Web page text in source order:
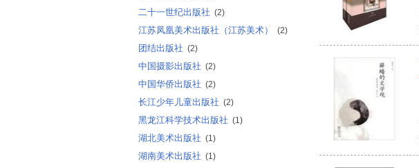
二十一世纪出版社 (2)
江苏凤凰美术出版社（江苏美术） (2)
团结出版社 (2)
中国摄影出版社 (2)
中国华侨出版社 (2)
长江少年儿童出版社 (2)
黑龙江科学技术出版社 (1)
湖北美术出版社 (1)
湖南美术出版社 (1)